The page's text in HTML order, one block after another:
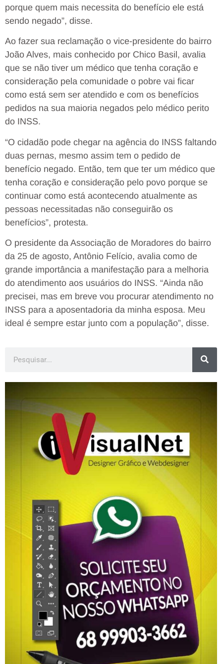
porque quem mais necessita do benefício ele está
sendo negado”, disse.
Ao fazer sua reclamação o vice-presidente do bairro
João Alves, mais conhecido por Chico Basil, avalia
que se não tiver um médico que tenha coração e
consideração pela comunidade o pobre vai ficar
como está sem ser atendido e com os benefícios
pedidos na sua maioria negados pelo médico perito
do INSS.
“O cidadão pode chegar na agência do INSS faltando
duas pernas, mesmo assim tem o pedido de
benefício negado. Então, tem que ter um médico que
tenha coração e consideração pelo povo porque se
continuar como está acontecendo atualmente as
pessoas necessitadas não conseguirão os
benefícios”, protesta.
O presidente da Associação de Moradores do bairro
da 25 de agosto, Antônio Felício, avalia como de
grande importância a manifestação para a melhoria
do atendimento aos usuários do INSS. “Ainda não
precisei, mas em breve vou procurar atendimento no
INSS para a aposentadoria da minha esposa. Meu
ideal é sempre estar junto com a população”, disse.